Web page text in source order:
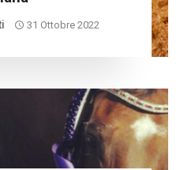
31 Ottobre 2022